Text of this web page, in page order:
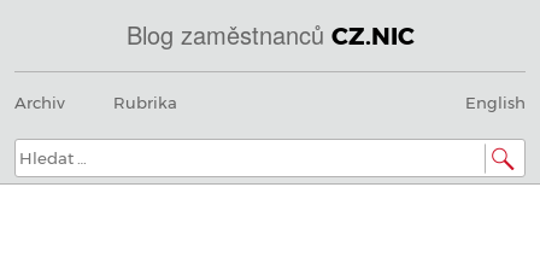
Blog zaměstnanců CZ.NIC
@
IN
SOA
nic.cz.
Menu
na
Archiv Rubrika English
Hledat: